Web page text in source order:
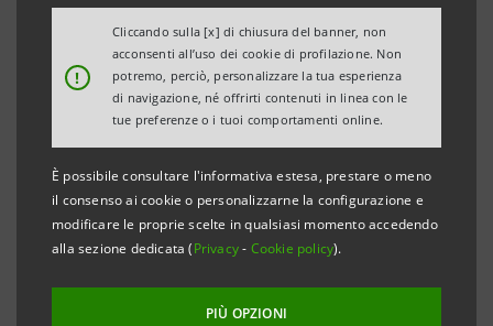
!
Cliccando sulla [x] di chiusura del banner, non
acconsenti all’uso dei cookie di profilazione. Non
potremo, perciò, personalizzare la tua esperienza
di navigazione, né offrirti contenuti in linea con le
tue preferenze o i tuoi comportamenti online.
È possibile consultare l'informativa estesa, prestare o meno
il consenso ai cookie o personalizzarne la configurazione e
modificare le proprie scelte in qualsiasi momento accedendo
alla sezione dedicata (Privacy- Cookie policy).
PIÙ OPZIONI
CREDITO
• Ad Ancona l’incontro con gli imprenditori per
presentare le misure dedicate allo sviluppo delle
aziende locali
• Nuovo impulso alla crescita in Italia e all’estero
attraverso modelli produttivi innovativi,
Transizione 5.0, Intelligenza Artificiale, Scienze
Piano per l’Abitare Sostenibile